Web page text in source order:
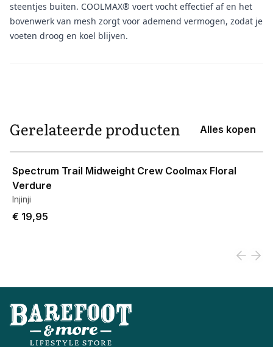
steentjes buiten. COOLMAX® voert vocht effectief af en het
bovenwerk van mesh zorgt voor ademend vermogen, zodat je
voeten droog en koel blijven.
Gerelateerde producten Alles kopen
Spectrum Trail Midweight Crew Coolmax Floral
Verdure
Injinji
€ 19,95